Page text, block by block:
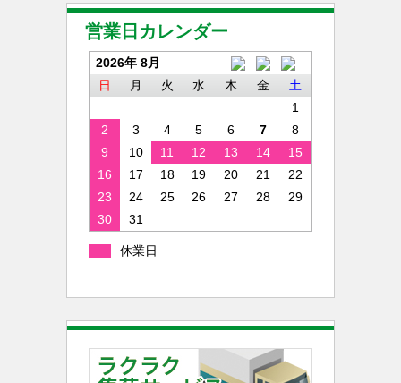
営業日カレンダー
2026年 8月
日
月 火 水 木 金
土
1
2
3 4 5 6 7
8
9
10 11 12 13 14
15
16
17 18 19 20 21
22
23
24 25 26 27 28
29
30
31
休業日